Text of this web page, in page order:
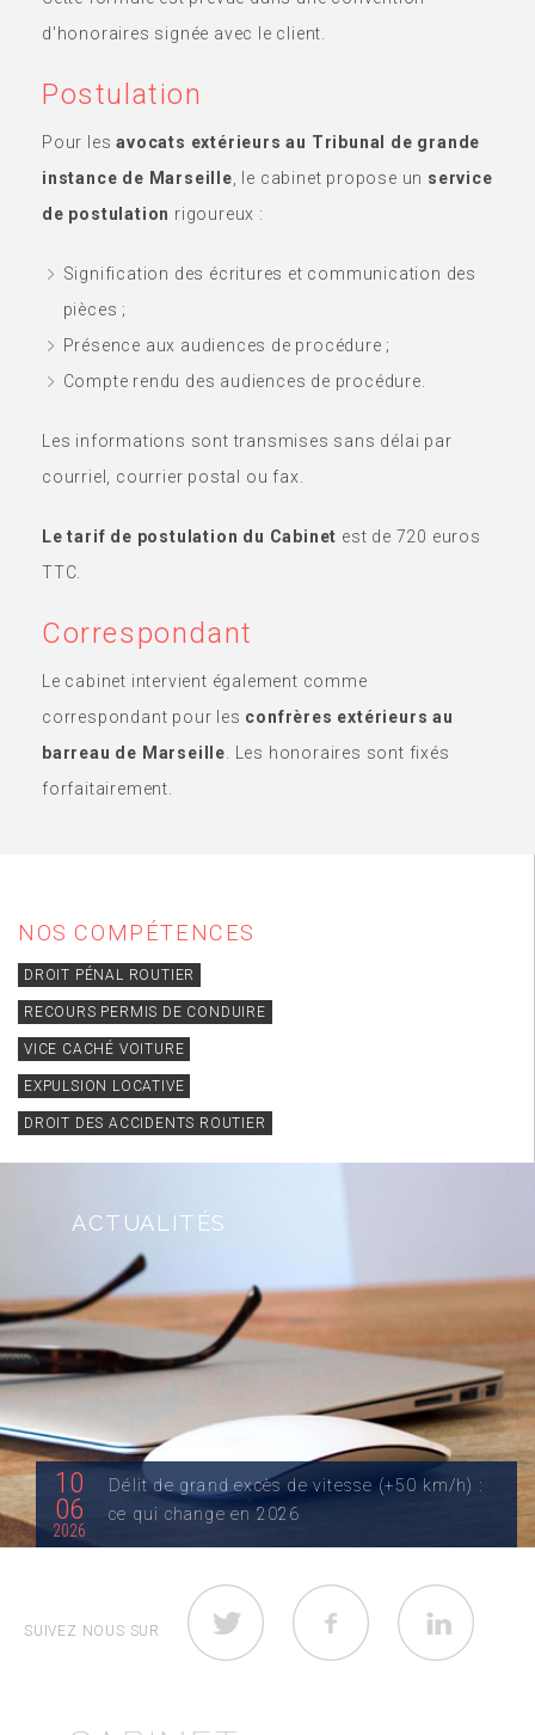
d'honoraires signée avec le client.
Postulation
Pour lesavocats extérieurs au Tribunal de grande
instance de Marseille , le cabinet propose un service
de postulation rigoureux :
Signification des écritures et communication des
pièces ;
Présence aux audiences de procédure ;
Compte rendu des audiences de procédure.
Les informations sont transmises sans délai par
courriel, courrier postal ou fax.
Le tarif de postulation du Cabinet est de 720 euros
TTC.
Correspondant
Le cabinet intervient également comme
correspondant pour les confrères extérieurs au
barreau de Marseille . Les honoraires sont fixés
forfaitairement.
NOS COMPÉTENCES
DROIT PÉNAL ROUTIER
RECOURS PERMIS DE CONDUIRE
VICE CACHÉ VOITURE
EXPULSION LOCATIVE
DROIT DES ACCIDENTS ROUTIER
ACTUALITÉS
10
06
2026
Délit de grand excès de vitesse (+50 km/h) :
ce qui change en 2026
(+50 km/h) ? Jusqu’au 29 décembre...
LIRE LA SUITE
SUIVEZ NOUS SUR